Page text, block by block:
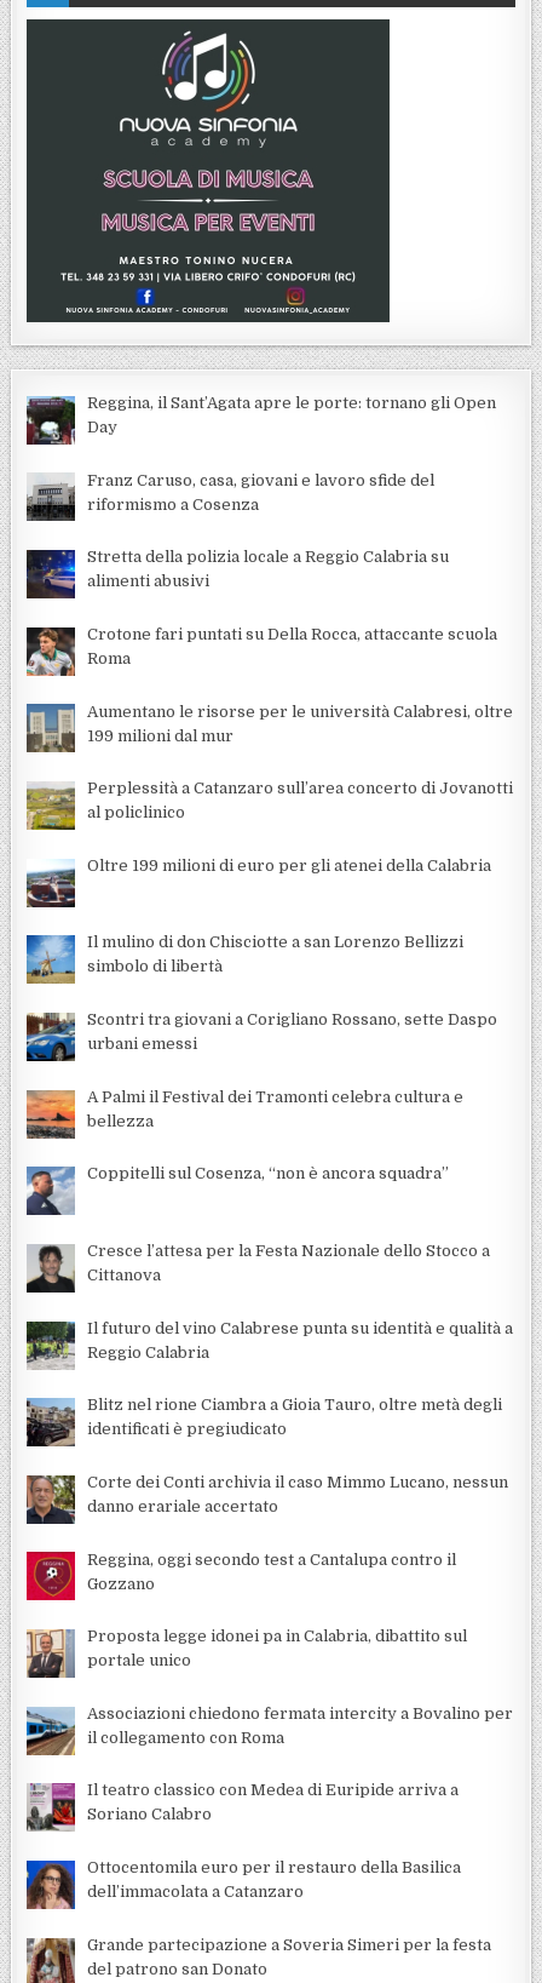
Reggina, il Sant’Agata apre le porte: tornano gli Open
Day
Franz Caruso, casa, giovani e lavoro sfide del
riformismo a Cosenza
Stretta della polizia locale a Reggio Calabria su
alimenti abusivi
Crotone fari puntati su Della Rocca, attaccante scuola
Roma
Aumentano le risorse per le università Calabresi, oltre
199 milioni dal mur
Perplessità a Catanzaro sull’area concerto di Jovanotti
al policlinico
Oltre 199 milioni di euro per gli atenei della Calabria
Il mulino di don Chisciotte a san Lorenzo Bellizzi
simbolo di libertà
Scontri tra giovani a Corigliano Rossano, sette Daspo
urbani emessi
A Palmi il Festival dei Tramonti celebra cultura e
bellezza
Coppitelli sul Cosenza, “non è ancora squadra”
Cresce l’attesa per la Festa Nazionale dello Stocco a
Cittanova
Il futuro del vino Calabrese punta su identità e qualità a
Reggio Calabria
Blitz nel rione Ciambra a Gioia Tauro, oltre metà degli
identificati è pregiudicato
Corte dei Conti archivia il caso Mimmo Lucano, nessun
danno erariale accertato
Reggina, oggi secondo test a Cantalupa contro il
Gozzano
Proposta legge idonei pa in Calabria, dibattito sul
portale unico
Associazioni chiedono fermata intercity a Bovalino per
il collegamento con Roma
Il teatro classico con Medea di Euripide arriva a
Soriano Calabro
Ottocentomila euro per il restauro della Basilica
dell’immacolata a Catanzaro
Grande partecipazione a Soveria Simeri per la festa
del patrono san Donato